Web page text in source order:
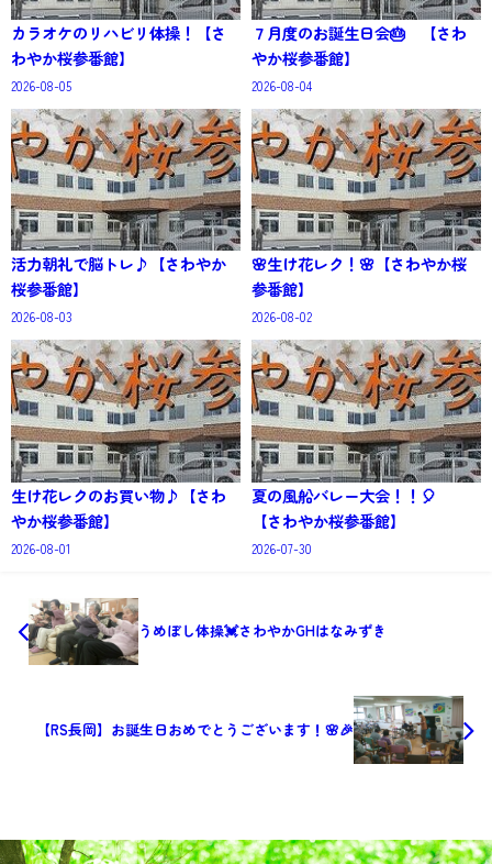
カラオケのリハビリ体操！【さ
わやか桜参番館】
2026-08-05
７月度のお誕生日会🎂 【さわ
やか桜参番館】
2026-08-04
活力朝礼で脳トレ♪【さわやか
桜参番館】
2026-08-03
🌸生け花レク！🌸【さわやか桜
参番館】
2026-08-02
生け花レクのお買い物♪【さわ
やか桜参番館】
2026-08-01
夏の風船バレー大会！！🎈
【さわやか桜参番館】
2026-07-30
うめぼし体操💓さわやかGHはなみずき
【RS長岡】お誕生日おめでとうございます！🌸🎉